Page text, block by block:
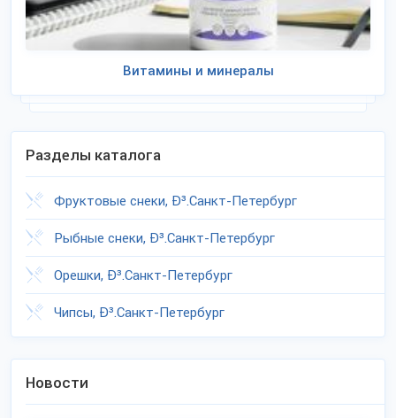
Витамины и минералы
Разделы каталога
Фруктовые снеки, Ð³.Санкт-Петербург
Рыбные снеки, Ð³.Санкт-Петербург
Орешки, Ð³.Санкт-Петербург
Чипсы, Ð³.Санкт-Петербург
Новости